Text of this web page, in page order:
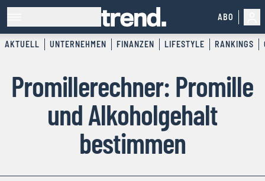
ABO
AKTUELL UNTERNEHMEN FINANZEN LIFESTYLE RANKINGS
Promillerechner: Promille
und Alkoholgehalt
bestimmen